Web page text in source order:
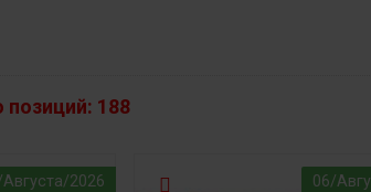
позиций: 188
2026 06/